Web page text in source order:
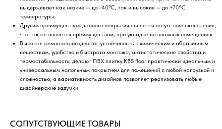
выдерживает как низкие — до -40°С, так и высокие — до +70°С
температуры.
Другим преимуществом данного покрытия является отсутствие скольжения,
что так же является преимуществом, при укладке во влажных помещениях.
Высокая ремонтопригодность, устойчивость к химическим и абразивным
веществам, удобство и быстрота монтажа, антистатические свойства и
термостабильность, делают ПВХ плитку KBS floor практически идеальным и
универсальным напольным покрытием для помещений с любой нагрузкой и
сложностью, а вариативность дизайнов позволяет реализовать любые
дизайнерские задумки.
СОПУТСТВУЮЩИЕ ТОВАРЫ